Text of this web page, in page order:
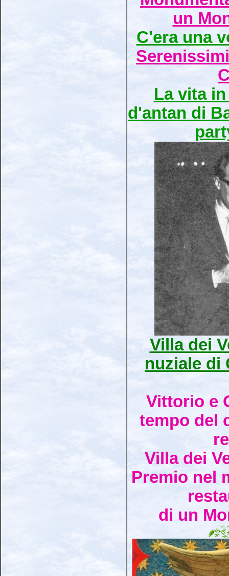
un
C'era una
La vita
d'antan di
Villa dei
nuziale di
Vittorio e
tempo del
Villa dei
Premio nel
di un